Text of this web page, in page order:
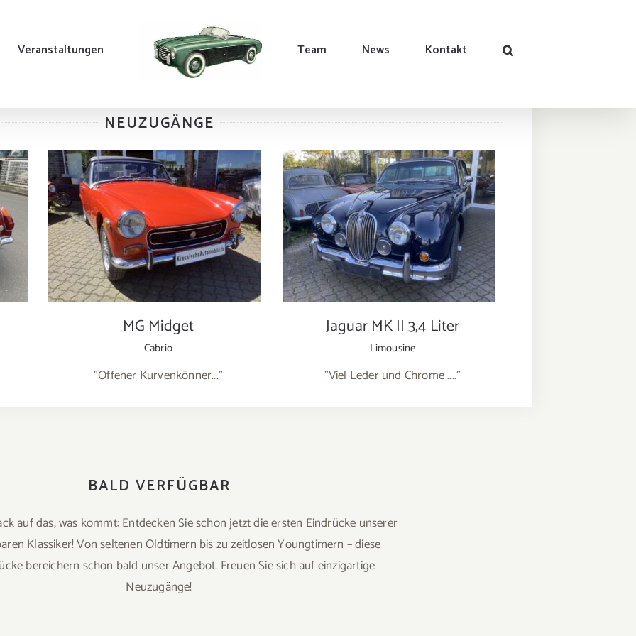
Veranstaltungen Team News Kontakt
NEUZUGÄNGE
MG Midget
MG Midget
Cabrio
"Offener Kurvenkönner..."
Jaguar MK II 3,4 Liter
Jaguar MK II 3,4 Liter
Limousine
"Viel Leder und Chrome ...."
BALD VERFÜGBAR
auf das, was kommt: Entdecken Sie schon jetzt die ersten Eindrücke unserer
Klassiker! Von seltenen Oldtimern bis zu zeitlosen Youngtimern – diese
bereichern schon bald unser Angebot. Freuen Sie sich auf einzigartige
Neuzugänge!